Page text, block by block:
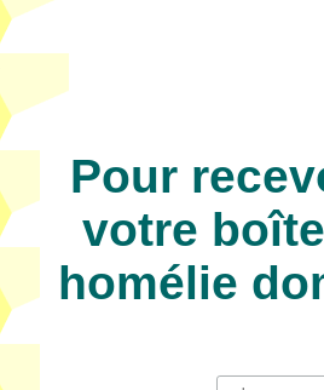
Pour
votre
homélie